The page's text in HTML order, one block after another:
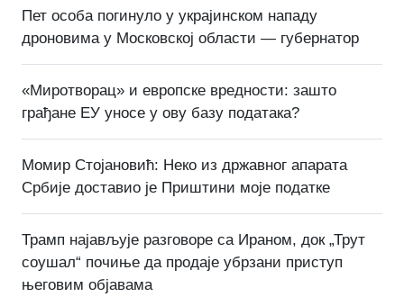
Пет особа погинуло у украјинском нападу
дроновима у Московској области — губернатор
«Миротворац» и европске вредности: зашто
грађане ЕУ уносе у ову базу података?
Момир Стојановић: Неко из државног апарата
Србије доставио је Приштини моје податке
Трамп најављује разговоре са Ираном, док „Трут
соушал“ почиње да продаје убрзани приступ
његовим објавама